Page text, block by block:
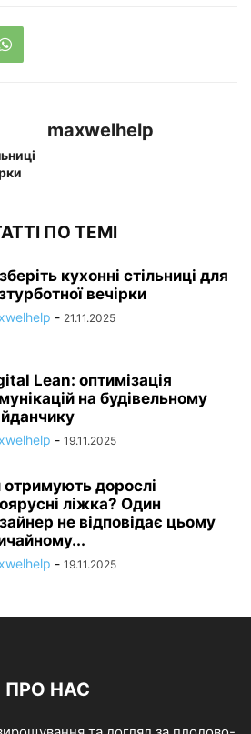
maxwelhelp
ПО ТЕМІ
кухонні стільниці для
вечірки
- 21.11.2025
Lean: оптимізація
на будівельному
- 19.11.2025
отримують дорослі
ліжка? Один
не відповідає цьому
- 19.11.2025
ПРО НАС